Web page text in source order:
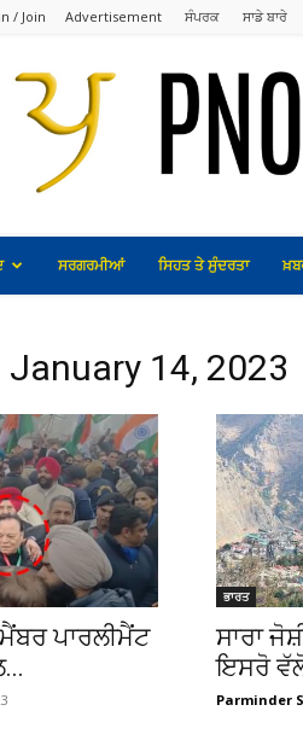
/ Join Advertisement ਸੰਪਰਕ ਸਾਡੇ ਬਾਰੇ
ਸਰਗਰਮੀਆਂ ਸਿਹਤ ਤੇ ਸੁੰਦਰਤਾ
14, 2023
ਪਾਰਲੀਮੈਂਟ
ਭਾਰਤ
ਸਾਰਾ
ਇਸਰੋ
Parminder